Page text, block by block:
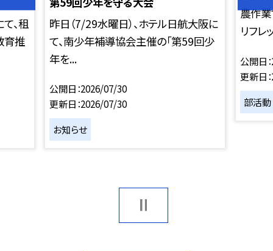
、租
育推
昨日（7/29水曜日）、ホテル日航大阪に
て、南少年補導協会主催の「第59回少
年を...
公開日 2026/07/30
更新日 2026/07/30
お知らせ
農作
リフレ
公開日
更新日
部活動